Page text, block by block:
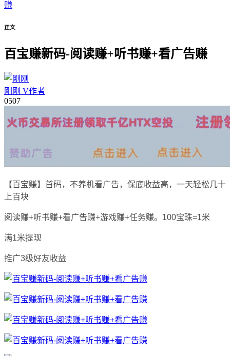
赚
正文
百宝赚新码-阅读赚+听书赚+看广告赚
刚刚 V作者
0507
【百宝赚】首码，不养机看广告，保底收益高，一天轻松几十
上百块
阅读赚+听书赚+看广告赚+游戏赚+任务赚。100宝珠=1米
满1米提现
推广3级好友收益